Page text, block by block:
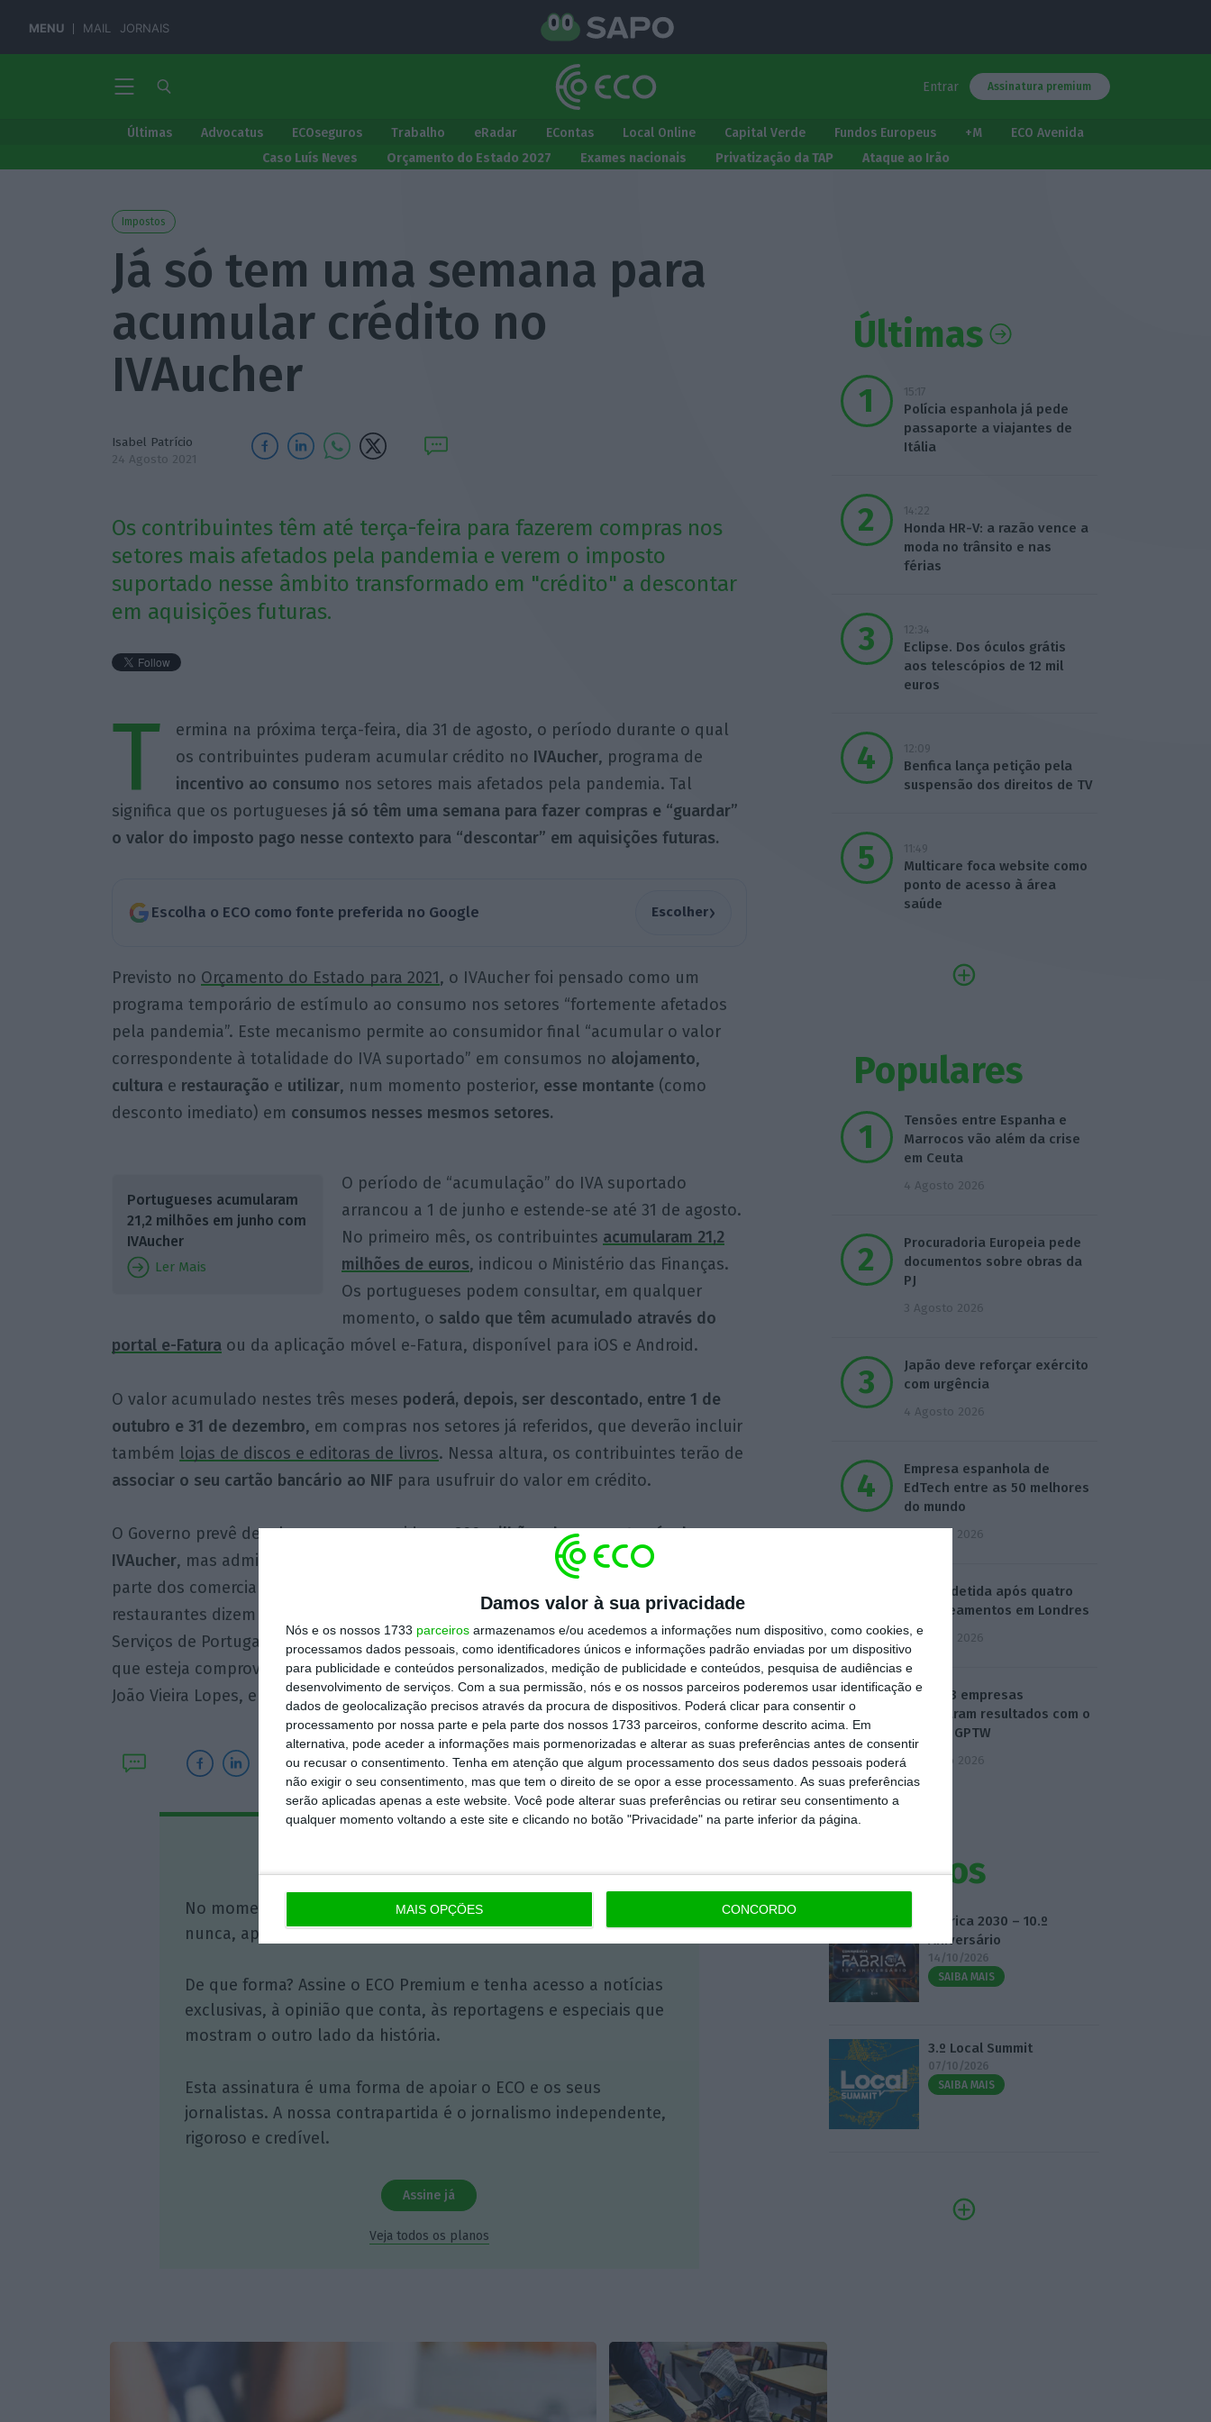
Damos valor à sua privacidade
Nós e os nossos 1733 parceiros armazenamos e/ou acedemos a informações num dispositivo, como cookies, e
processamos dados pessoais, como identificadores únicos e informações padrão enviadas por um dispositivo
para publicidade e conteúdos personalizados, medição de publicidade e conteúdos, pesquisa de audiências e
desenvolvimento de serviços. Com a sua permissão, nós e os nossos parceiros poderemos usar identificação e
dados de geolocalização precisos através da procura de dispositivos. Poderá clicar para consentir o
processamento por nossa parte e pela parte dos nossos 1733 parceiros, conforme descrito acima. Em
alternativa, pode aceder a informações mais pormenorizadas e alterar as suas preferências antes de consentir
ou recusar o consentimento. Tenha em atenção que algum processamento dos seus dados pessoais poderá
não exigir o seu consentimento, mas que tem o direito de se opor a esse processamento. As suas preferências
serão aplicadas apenas a este website. Você pode alterar suas preferências ou retirar seu consentimento a
qualquer momento voltando a este site e clicando no botão "Privacidade" na parte inferior da página.
MAIS OPÇÕES CONCORDO
MENU MAIL JORNAIS
Entrar Assinatura premium
Últimas Advocatus ECOseguros Trabalho eRadar EContas Local Online Capital Verde Fundos Europeus +M
ECO Avenida
Caso Luís Neves
Orçamento do Estado 2027 Exames nacionais Privatização da TAP Ataque ao Irão
Impostos
Já só tem uma semana para
acumular crédito no
IVAucher
Isabel Patrício
24 Agosto 2021
Os contribuintes têm até terça-feira para fazerem compras nos
setores mais afetados pela pandemia e verem o imposto
suportado nesse âmbito transformado em "crédito" a descontar
em aquisições futuras.
T
ermina na próxima terça-feira, dia 31 de agosto, o período durante o qual
os contribuintes puderam acumular crédito no IVAucher, programa de
incentivo ao consumo nos setores mais afetados pela pandemia. Tal
significa que os portugueses já só têm uma semana para fazer compras e “guardar”
o valor do imposto pago nesse contexto para “descontar” em aquisições futuras.
Escolha o ECO como fonte preferida no Google Escolher›
Previsto no Orçamento do Estado para 2021, o IVAucher foi pensado como um
programa temporário de estímulo ao consumo nos setores “fortemente afetados
pela pandemia”. Este mecanismo permite ao consumidor final “acumular o valor
correspondente à totalidade do IVA suportado” em consumos no alojamento,
culturae restauração e utilizar, num momento posterior, esse montante (como
desconto imediato) em consumos nesses mesmos setores.
Portugueses acumularam
21,2 milhões em junho com
IVAucher
Ler Mais
O período de “acumulação” do IVA suportado
arrancou a 1 de junho e estende-se até 31 de agosto.
No primeiro mês, os contribuintes acumularam 21,2
milhões de euros, indicou o Ministério das Finanças.
Os portugueses podem consultar, em qualquer
momento, o saldo que têm acumulado através do
portal e-Faturaou da aplicação móvel e-Fatura, disponível para iOS e Android.
O valor acumulado nestes três meses poderá, depois, ser descontado, entre 1 de
outubro e 31 de dezembro, em compras nos setores já referidos, que deverão incluir
também lojas de discos e editoras de livros. Nessa altura, os contribuintes terão de
associar o seu cartão bancário ao NIFpara usufruir do valor em crédito.
O Governo prevê devolver aos consumidores200 milhões de euros através do
IVAucher, mas admite um valor superior se o consumo superar as expectativas. Da
parte dos comerciantes, a receção deste programa não tem sido a melhor: os
restaurantes dizem que tem tido
e a Confederação do Comércio e
Serviços de Portugal
duvida da sua eficácia no incentivo ao consumo
. “Não penso
que esteja comprovado o efeito real do IVAucher em termos de consumo”, disse
João Vieira Lopes, em entrevista ao ECO.
https://eco.sapo.pt/2021/08/24/ja-so-tem-uma-semana-para-acumular-credito-no-ivaucher/ Copiar
No momento em que a informação é mais importante do que
nunca, apoie o jornalismo independente e rigoroso.
De que forma? Assine o ECO Premium e tenha acesso a notícias
exclusivas, à opinião que conta, às reportagens e especiais que
mostram o outro lado da história.
Esta assinatura é uma forma de apoiar o ECO e os seus
jornalistas. A nossa contrapartida é o jornalismo independente,
rigoroso e credível.
Assine já
Veja todos os planos
Últimas
15:17
Polícia espanhola já pede
passaporte a viajantes de
Itália
14:22
Honda HR-V: a razão vence a
moda no trânsito e nas
férias
12:34
Eclipse. Dos óculos grátis
aos telescópios de 12 mil
euros
12:09
Benfica lança petição pela
suspensão dos direitos de TV
11:49
Multicare foca website como
ponto de acesso à área
saúde
Populares
Tensões entre Espanha e
Marrocos vão além da crise
em Ceuta
4 Agosto 2026
Procuradoria Europeia pede
documentos sobre obras da
PJ
3 Agosto 2026
Japão deve reforçar exército
com urgência
4 Agosto 2026
Empresa espanhola de
EdTech entre as 50 melhores
do mundo
5 Agosto 2026
Mulher detida após quatro
esfaqueamentos em Londres
5 Agosto 2026
Como 23 empresas
alcançaram resultados com o
modelo GPTW
6 Agosto 2026
Eventos
Fábrica 2030 – 10.º
Aniversário
14/10/2026
SAIBA MAIS
3.º Local Summit
07/10/2026
SAIBA MAIS